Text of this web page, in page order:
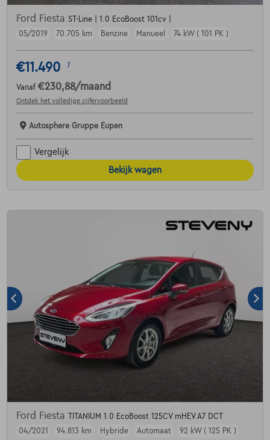
Ford Fiesta ST-Line | 1.0 EcoBoost 101cv |
05/2019
70.705 km Benzine Manueel 74 kW ( 101 PK )
€11.490 1
Vanaf €230,88/maand
Ontdek het volledige cijfervoorbeeld
Autosphere Gruppe Eupen
Vergelijk
Bekijk wagen
Ford Fiesta
TITANIUM 1.0 EcoBoost 125CV mHEV A7 DCT
04/2021
94.813 km Hybride Automaat 92 kW ( 125 PK )